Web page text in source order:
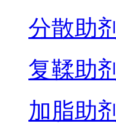
分散助剂
复鞣助剂
加脂助剂